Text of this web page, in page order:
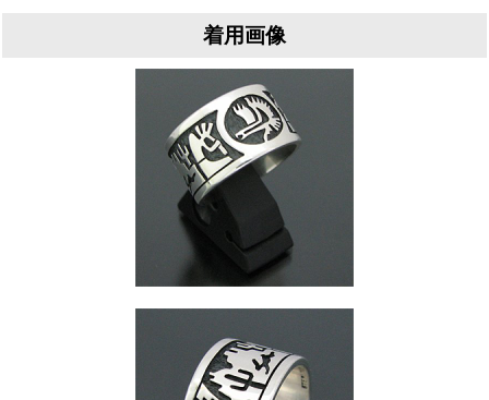
着用画像